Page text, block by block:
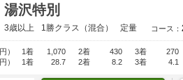
湯沢特別
3歳以上 1勝クラス （混合） 定量 コース：
） 1着 1,070 2着 430 3着
270
） 1着 28.7 2着 8.2 3着 4.1